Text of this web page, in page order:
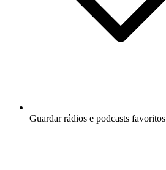
Guardar rádios e podcasts favoritos